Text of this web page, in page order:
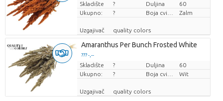
Cijena po komadu
Skladište ? Duljina
60
Ukupno:
? Zalm
Uzgajivač quality colors
Amaranthus Per Bunch Frosted White
??? -,--
Cijena po komadu
Skladište ? Duljina
60
Ukupno:
? Wit
Uzgajivač quality colors